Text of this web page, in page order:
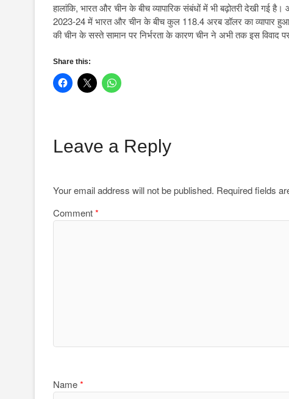
हालांकि, भारत और चीन के बीच व्यापारिक संबंधों में भी बढ़ोतरी देखी गई
2023-24 में भारत और चीन के बीच कुल 118.4 अरब डॉलर का व्यापार हुआ,
की चीन के सस्ते सामान पर निर्भरता के कारण चीन ने अभी तक इस विवाद
Share this:
Leave a Reply
Your email address will not be published. Required fields
Comment*
Name*